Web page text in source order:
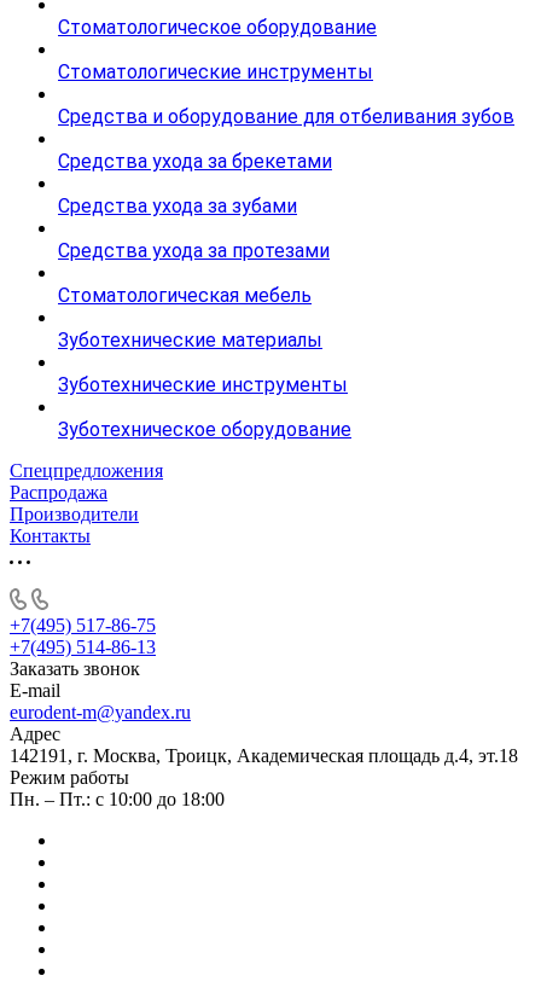
Стоматологическое оборудование
Стоматологические инструменты
Средства и оборудование для отбеливания зубов
Средства ухода за брекетами
Средства ухода за зубами
Средства ухода за протезами
Стоматологическая мебель
Зуботехнические материалы
Зуботехнические инструменты
Зуботехническое оборудование
Спецпредложения
Распродажа
Производители
Контакты
+7(495) 517-86-75
+7(495) 514-86-13
Заказать звонок
E-mail
eurodent-m@yandex.ru
Адрес
142191, г. Москва, Троицк, Академическая площадь д.4, эт.18
Режим работы
Пн. – Пт.: с 10:00 до 18:00